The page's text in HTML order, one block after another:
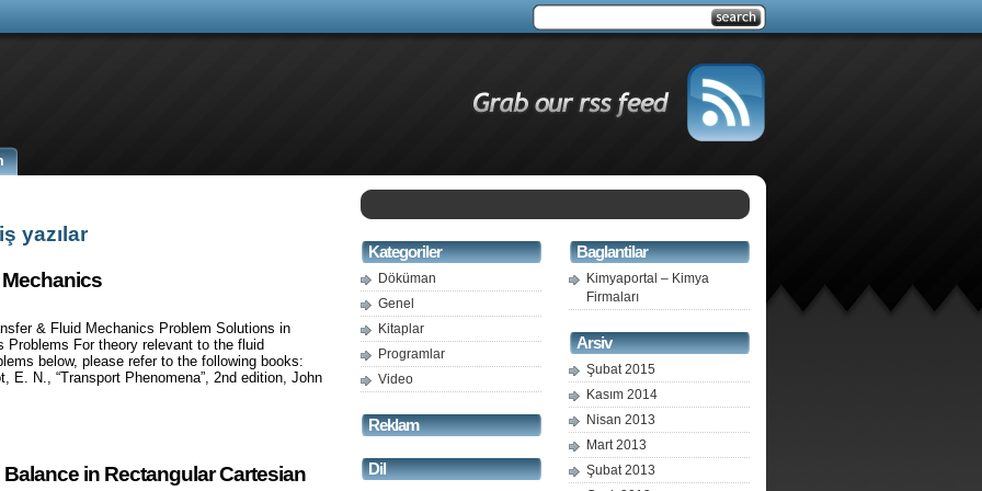
yazılar
& Fluid Mechanics Problem Solutions in
For theory relevant to the fluid
below, please refer to the following books:
E. N., “Transport Phenomena”, 2nd edition, John
in Rectangular Cartesian
Kategoriler
Döküman
Genel
Kitaplar
Programlar
Video
Reklam
Dil
Baglantilar
Kimyaportal – Kimya
Firmaları
Arsiv
Şubat 2015
Kasım 2014
Nisan 2013
Mart 2013
Şubat 2013